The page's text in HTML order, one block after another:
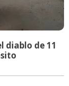
diablo de 11